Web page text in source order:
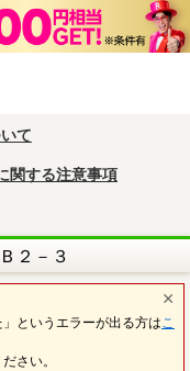
て
関する注意事項
２－３
というエラーが出る方は こ
さい。